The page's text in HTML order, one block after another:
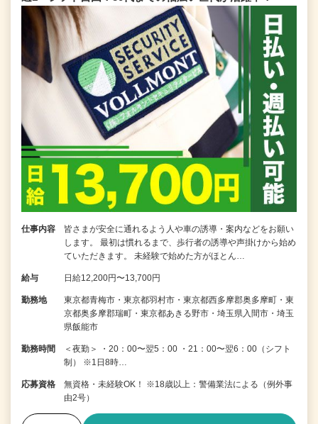
仕事内容
皆さまが安全に通れるよう人や車の誘導・案内などをお願い
します。 最初は慣れるまで、歩行者の誘導や声掛けから始め
ていただきます。 未経験で始めた方がほとん…
給与 日給12,200円〜13,700円
勤務地
東京都青梅市・東京都羽村市・東京都西多摩郡奥多摩町・東
京都奥多摩郡瑞町・東京都あきる野市・埼玉県入間市・埼玉
県飯能市
勤務時間
＜夜勤＞ ・20：00〜翌5：00 ・21：00〜翌6：00（シフト
制） ※1日8時…
応募資格
無資格・未経験OK！ ※18歳以上：警備業法による（例外事
由2号）